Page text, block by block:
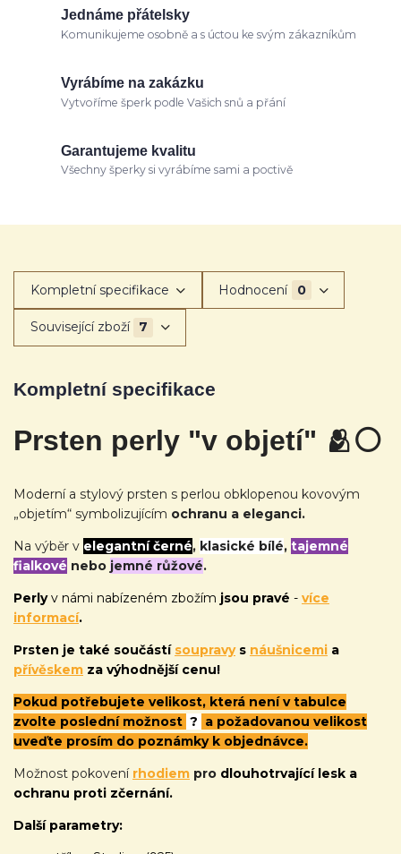
Jednáme přátelsky
Komunikujeme osobně a s úctou ke svým zákazníkům
Vyrábíme na zakázku
Vytvoříme šperk podle Vašich snů a přání
Garantujeme kvalitu
Všechny šperky si vyrábíme sami a poctivě
Kompletní specifikace Hodnocení 0
Související zboží 7
Kompletní specifikace
Prsten perly "v objetí" 🫂⚪
Moderní a stylový prsten s perlou obklopenou kovovým
„objetím“ symbolizujícím ochranu a eleganci.
Na výběr v elegantní černé, klasické bílé, tajemné
fialkové nebo jemné růžové.
Perlyv námi nabízeném zbožím jsou pravé - více
informací.
Prsten je také součástí soupravys náušnicemi a
přívěskem za výhodnější cenu!
Pokud potřebujete velikost, která není v tabulce
zvolte poslední možnost ? a požadovanou velikost
uveďte prosím do poznámky k objednávce.
Možnost pokovení rhodiem pro dlouhotrvající lesk a
ochranu proti zčernání.
Další parametry: